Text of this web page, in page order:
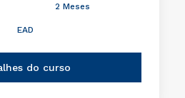
2 Meses
EAD
do curso